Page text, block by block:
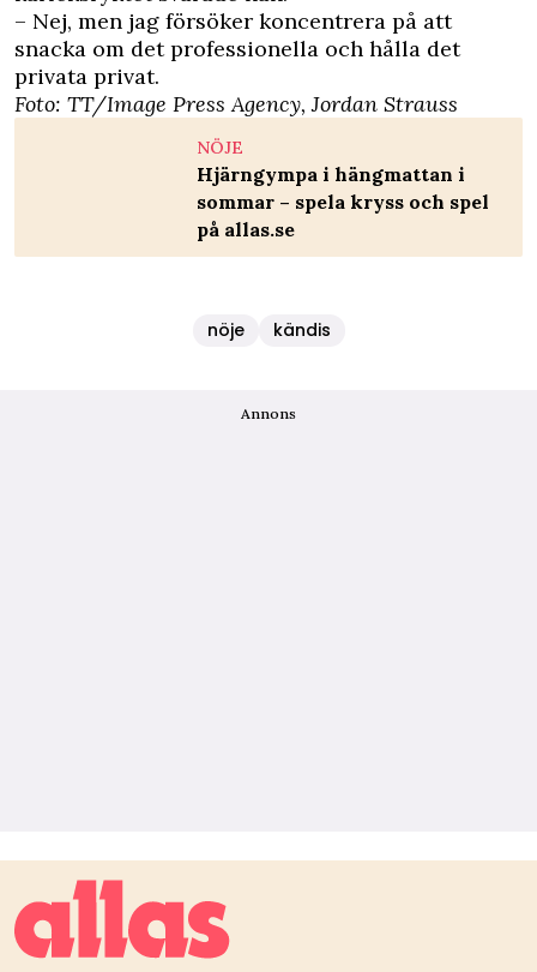
– Nej, men jag försöker koncentrera på att
snacka om det professionella och hålla det
privata privat.
Foto: TT/Image Press Agency, Jordan Strauss
NÖJE
Hjärngympa i hängmattan i
sommar – spela kryss och spel
på allas.se
nöje kändis
Annons